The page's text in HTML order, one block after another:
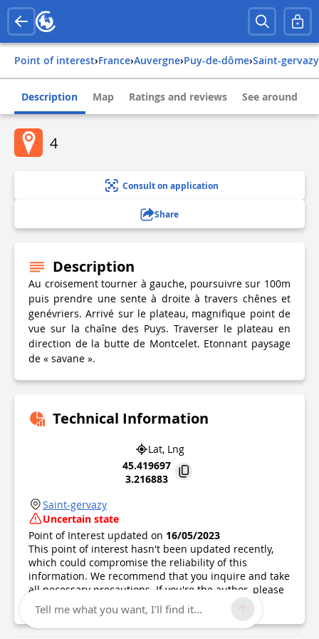
Point of interest› france› auvergne› puy-de-dôme› saint-gervazy
Description Map Ratings and reviews See around
4
Consult on application
Share
Description
Au croisement tourner à gauche, poursuivre sur 100m
puis prendre une sente à droite à travers chênes et
genévriers. Arrivé sur le plateau, magnifique point de
vue sur la chaîne des Puys. Traverser le plateau en
direction de la butte de Montcelet. Etonnant paysage
de « savane ».
Technical Information
Lat, Lng
45.419697
3.216883
Saint-gervazy
Uncertain state
Point of Interest updated on 16/05/2023
This point of interest hasn't been updated recently,
which could compromise the reliability of this
information. We recommend that you inquire and take
all necessary precautions. If you're the author, please
verify your information.
Tell me what you want, I'll find it...